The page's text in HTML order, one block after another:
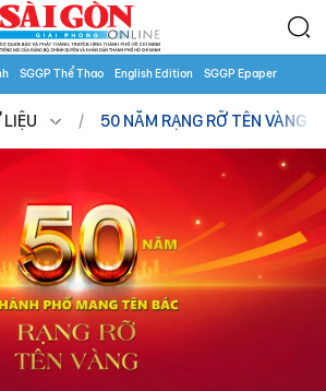
SGGP Thể Thao English Edition SGGP Epaper
50 NĂM RẠNG RỠ TÊN VÀNG